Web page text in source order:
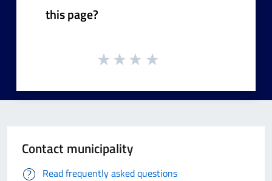
this page?
Contact municipality
Read frequently asked questions